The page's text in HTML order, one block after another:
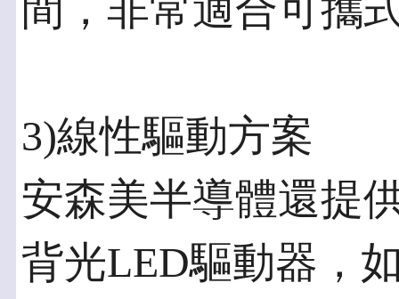
間，非常適合可攜
3)線性驅動方案
安森美半導體還提
背光LED驅動器，